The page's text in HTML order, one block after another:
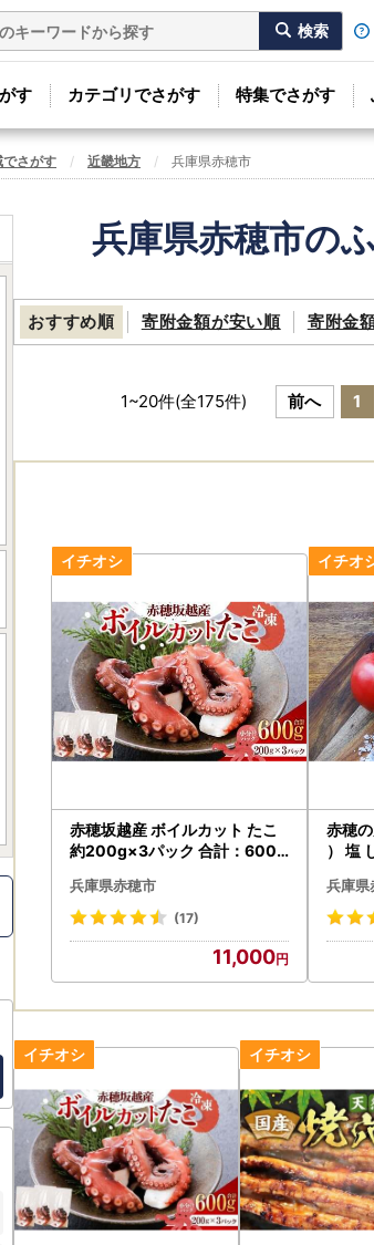
す カテゴリでさがす 特集でさがす
でさがす 近畿地方 兵庫県赤穂市
兵庫県赤穂市の
おすすめ順 寄附金額が安い順 寄附金
1~20件(全175件) 前へ 1
赤穂坂越産 ボイルカット たこ
約200g×3パック 合計：600g
兵庫県赤穂市
(17)
11,000
赤穂
） 塩
兵庫県